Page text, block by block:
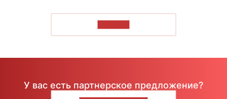
У вас есть партнерское предложение?